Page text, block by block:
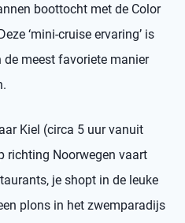
boottocht met de Color
‘mini-cruise ervaring’ is
meest favoriete manier
Kiel (circa 5 uur vanuit
richting Noorwegen vaart
je shopt in de leuke
plons in het zwemparadijs